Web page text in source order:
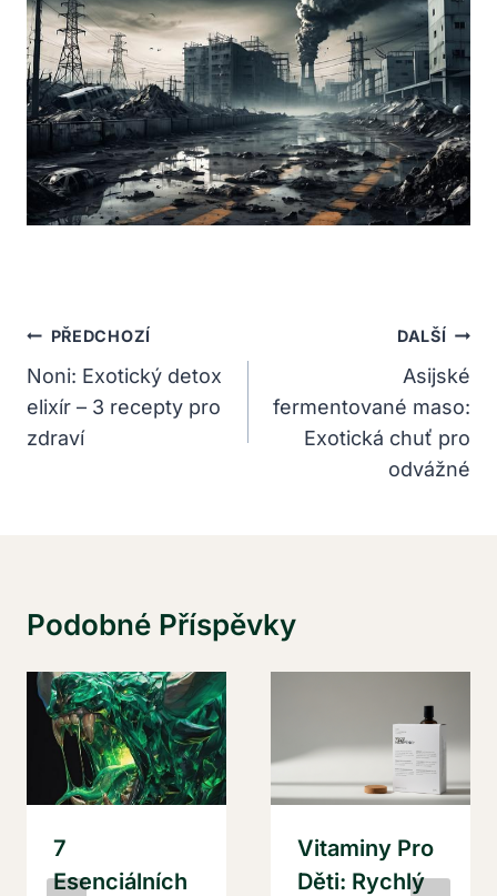
Navigace
Pro
Příspěvek
PŘEDCHOZÍ
Noni: Exotický detox
elixír – 3 recepty pro
zdraví
DALŠÍ
Asijské
fermentované maso:
Exotická chuť pro
odvážné
Podobné Příspěvky
7
Esenciálních
Vitaminy Pro
Děti: Rychlý